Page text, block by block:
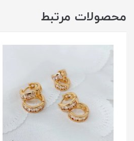
محصولات مرتبط